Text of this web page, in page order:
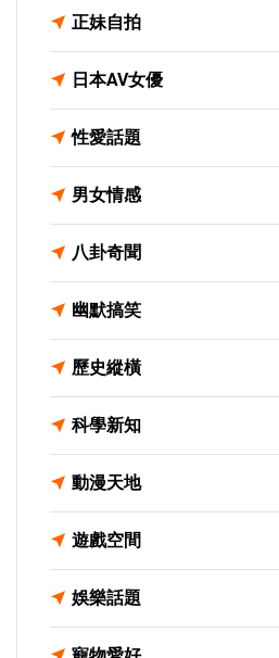
正妹自拍
日本AV女優
性愛話題
男女情感
八卦奇聞
幽默搞笑
歷史縱橫
科學新知
動漫天地
遊戲空間
娛樂話題